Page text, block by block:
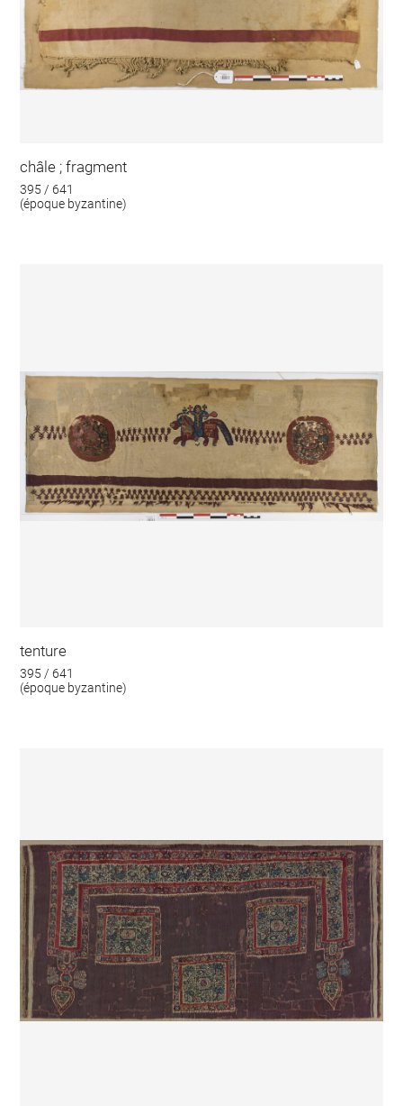
châle ; fragment
395 / 641
(époque byzantine)
tenture
395 / 641
(époque byzantine)